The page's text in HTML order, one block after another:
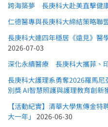
跨海築夢 長庚科大赴美直擊健
仁德醫專與長庚科大締結策略
長庚科大連四年穩居《遠見》醫
2026-07-03
深化永續醫療 長庚科大攜菲、
長庚科大護理系勇奪2026羅馬
別獎 AI智慧照護與護理教育創新
【活動紀實】清華大學焦傳金
大一年」 2026-06-30